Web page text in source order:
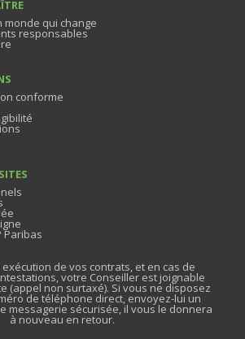
monde qui change
responsables
conforme
Paribas
de vos contrats, et en cas de
votre Conseiller est joignable
(appel non surtaxé). Si vous ne disposez
de téléphone direct, envoyez-lui un
messagerie sécurisée, il vous le donnera
à nouveau en retour.